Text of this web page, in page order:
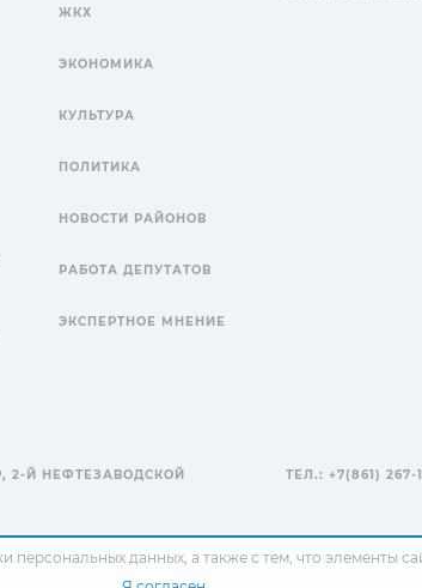
ЖКХ
ЭКОНОМИКА
КУЛЬТУРА
ПОЛИТИКА
НОВОСТИ РАЙОНОВ
РАБОТА ДЕПУТАТОВ
ЭКСПЕРТНОЕ МНЕНИЕ
2-Й НЕФТЕЗАВОДСКОЙ
ТЕЛ.: +7(861) 267-
персональных данных, а также с тем, что элементы